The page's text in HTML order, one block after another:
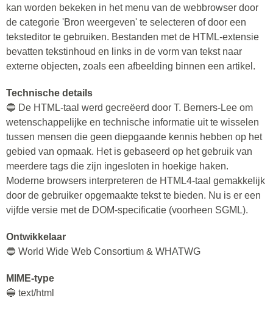
kan worden bekeken in het menu van de webbrowser door
de categorie 'Bron weergeven' te selecteren of door een
teksteditor te gebruiken. Bestanden met de HTML-extensie
bevatten tekstinhoud en links in de vorm van tekst naar
externe objecten, zoals een afbeelding binnen een artikel.
Technische details
🔵 De HTML-taal werd gecreëerd door T. Berners-Lee om
wetenschappelijke en technische informatie uit te wisselen
tussen mensen die geen diepgaande kennis hebben op het
gebied van opmaak. Het is gebaseerd op het gebruik van
meerdere tags die zijn ingesloten in hoekige haken.
Moderne browsers interpreteren de HTML4-taal gemakkelijk
door de gebruiker opgemaakte tekst te bieden. Nu is er een
vijfde versie met de DOM-specificatie (voorheen SGML).
Ontwikkelaar
🔵 World Wide Web Consortium & WHATWG
MIME-type
🔵 text/html